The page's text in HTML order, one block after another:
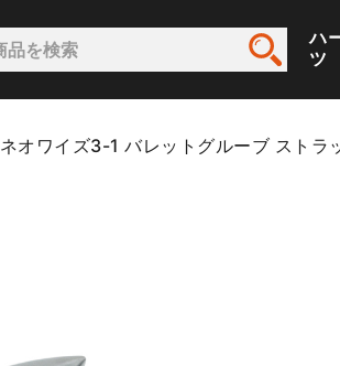
ハ
ツ
ネオワイズ3-1 バレットグルーブ ストラ